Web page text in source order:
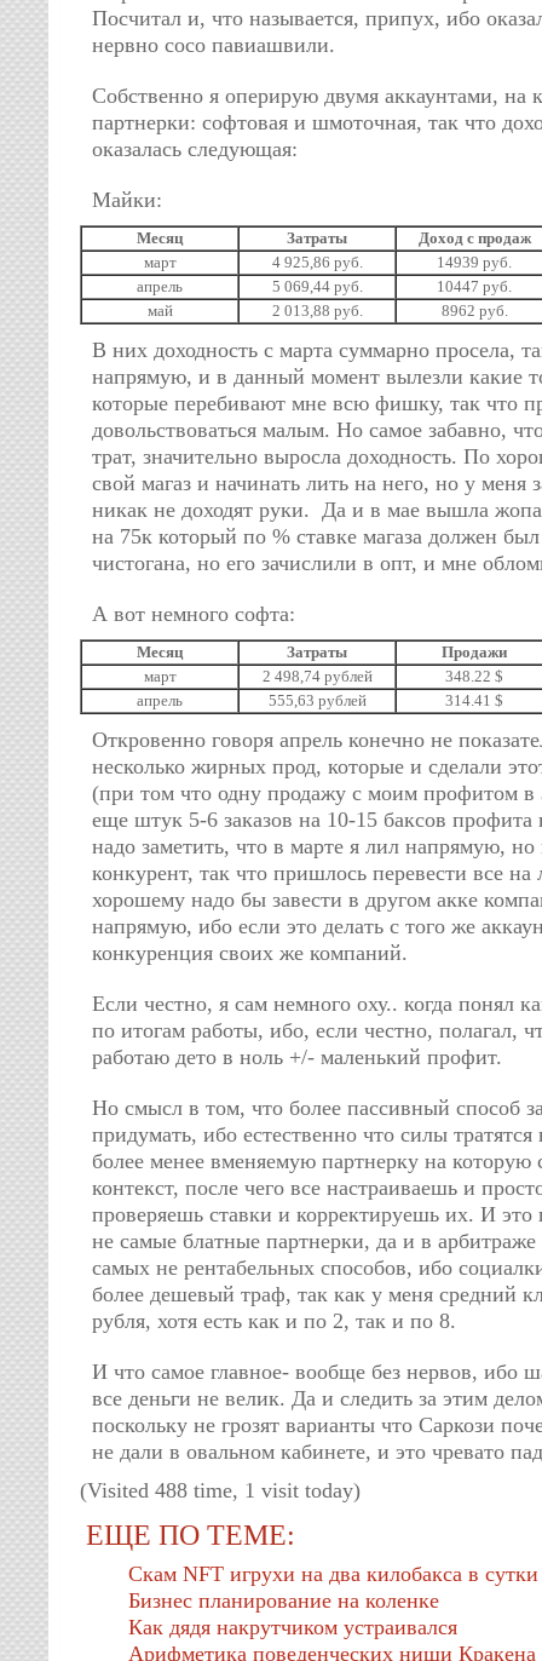
Посчитал и, что называется, припух, ибо
нервно сосо павиашвили.
Собственно я оперирую двумя аккаунтами, на
партнерки: софтовая и шмоточная, так что
оказалась следующая:
Майки:
Месяц Затраты
Доход с продаж
март
4 925,86 руб.
14939 руб.
апрель
5 069,44 руб.
10447 руб.
май
2 013,88 руб. 8962 руб.
В них доходность с марта суммарно просела,
напрямую, и в данный момент вылезли какие
которые перебивают мне всю фишку, так что
довольствоваться малым. Но самое забавно,
трат, значительно выросла доходность. По
свой магаз и начинать лить на него, но у меня
никак не доходят руки. Да и в мае вышла
на 75к который по % ставке магаза должен
чистогана, но его зачислили в опт, и мне
А вот немного софта:
Месяц Затраты
Продажи
март
2 498,74 рублей
348.22 $
апрель
555,63 рублей 314.41 $
Откровенно говоря апрель конечно не
несколько жирных прод, которые и сделали
(при том что одну продажу с моим профитом в
еще штук 5-6 заказов на 10-15 баксов профита
надо заметить, что в марте я лил напрямую, но
конкурент, так что пришлось перевести все на
хорошему надо бы завести в другом акке
напрямую, ибо если это делать с того же
конкуренция своих же компаний.
Если честно, я сам немного оху.. когда понял
по итогам работы, ибо, если честно, полагал,
работаю дето в ноль +/- маленький профит.
Но смысл в том, что более пассивный способ
придумать, ибо естественно что силы
более менее вменяемую партнерку на которую
контекст, после чего все настраиваешь и
проверяешь ставки и корректируешь их. И
не самые блатные партнерки, да и в
самых не рентабельных способов, ибо
более дешевый траф, так как у меня средний
рубля, хотя есть как и по 2, так и по 8.
И что самое главное- вообще без нервов, ибо
все деньги не велик. Да и следить за этим
поскольку не грозят варианты что Саркози
не дали в овальном кабинете, и это чревато
(Visited 488 time, 1 visit today)
ЕЩЕ ПО ТЕМЕ:
Скам NFT игрухи на два килобакса в сутки
Бизнес планирование на коленке
Как дядя накрутчиком устраивался
Арифметика поведенческих ниши Кракена